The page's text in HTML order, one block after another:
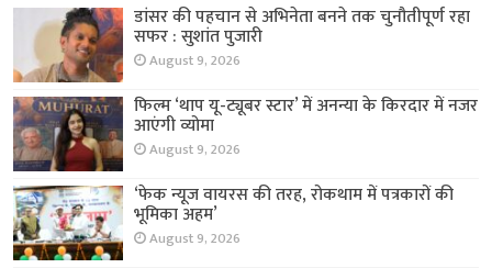
डांसर की पहचान से अभिनेता बनने तक चुनौतीपूर्ण रहा
सफर : सुशांत पुजारी
August 9, 2026
फिल्म ‘थाप यू-ट्यूबर स्टार’ में अनन्या के किरदार में नजर
आएंगी व्योमा
August 9, 2026
‘फेक न्यूज वायरस की तरह, रोकथाम में पत्रकारों की
भूमिका अहम’
August 9, 2026